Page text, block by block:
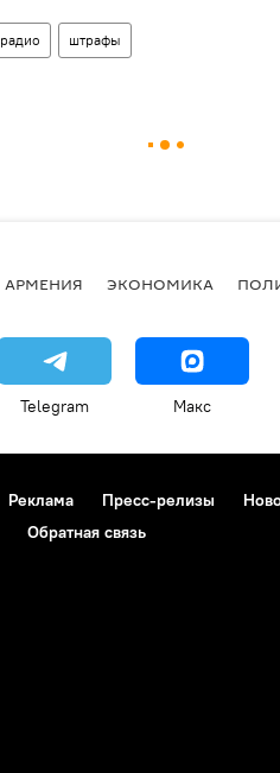
радио штрафы
АРМЕНИЯ ЭКОНОМИКА
Telegram Макс
Реклама Пресс-релизы
Обратная связь